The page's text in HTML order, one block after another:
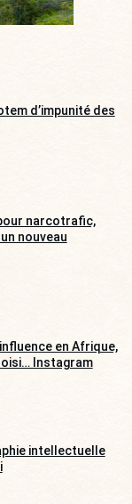
d’impunité des
narcotrafic,
nouveau
en Afrique,
Instagram
intellectuelle